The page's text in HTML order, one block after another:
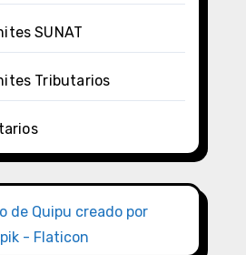
SUNAT
Tributarios
de Quipu creado por
- Flaticon